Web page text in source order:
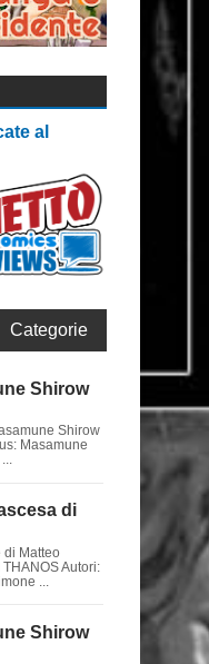
al
Categorie
Shirow
Shirow
Masamune
di
di Matteo
Autori:
...
Shirow